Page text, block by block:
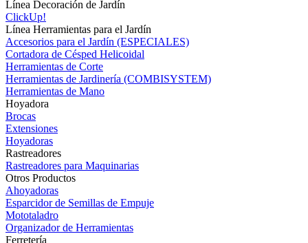
Línea Decoración de Jardín
ClickUp!
Línea Herramientas para el Jardín
Accesorios para el Jardín (ESPECIALES)
Cortadora de Césped Helicoidal
Herramientas de Corte
Herramientas de Jardinería (COMBISYSTEM)
Herramientas de Mano
Hoyadora
Brocas
Extensiones
Hoyadoras
Rastreadores
Rastreadores para Maquinarias
Otros Productos
Ahoyadoras
Esparcidor de Semillas de Empuje
Mototaladro
Organizador de Herramientas
Ferretería